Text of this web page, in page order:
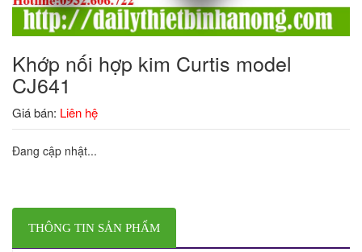
Khớp nối hợp kim Curtis model
CJ641
Giá bán: Liên hệ
Đang cập nhật...
THÔNG TIN SẢN PHẨM